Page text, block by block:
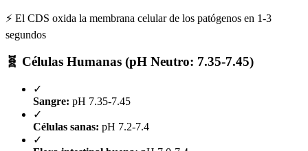
⚡ El CDS oxida la membrana celular de los patógenos en 1-3
segundos
🧬 Células Humanas (pH Neutro: 7.35-7.45)
✓
Sangre: pH 7.35-7.45
✓
Células sanas: pH 7.2-7.4
✓